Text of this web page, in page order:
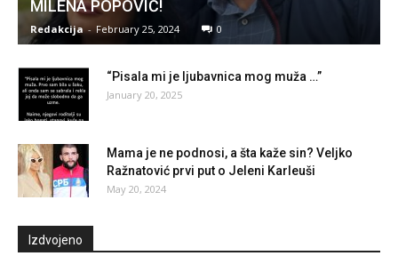
MILENA POPOVIĆ!
Redakcija - February 25, 2024 0
“Pisala mi je ljubavnica mog muža …”
January 20, 2025
Mama je ne podnosi, a šta kaže sin? Veljko
Ražnatović prvi put o Jeleni Karleuši
May 20, 2024
Izdvojeno